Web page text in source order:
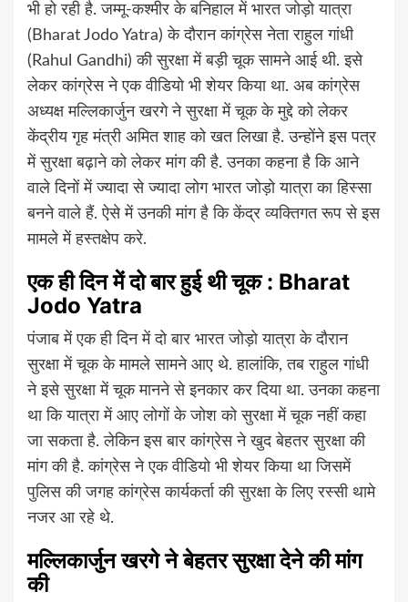
भी हो रही है. जम्मू-कश्मीर के बनिहाल में भारत जोड़ो यात्रा
(Bharat Jodo Yatra) के दौरान कांग्रेस नेता राहुल गांधी
(Rahul Gandhi) की सुरक्षा में बड़ी चूक सामने आई थी. इसे
लेकर कांग्रेस ने एक वीडियो भी शेयर किया था. अब कांग्रेस
अध्यक्ष मल्लिकार्जुन खरगे ने सुरक्षा में चूक के मुद्दे को लेकर
केंद्रीय गृह मंत्री अमित शाह को खत लिखा है. उन्होंने इस पत्र
में सुरक्षा बढ़ाने को लेकर मांग की है. उनका कहना है कि आने
वाले दिनों में ज्यादा से ज्यादा लोग भारत जोड़ो यात्रा का हिस्सा
बनने वाले हैं. ऐसे में उनकी मांग है कि केंद्र व्यक्तिगत रूप से इस
मामले में हस्तक्षेप करे.
एक ही दिन में दो बार हुई थी चूक : Bharat
Jodo Yatra
पंजाब में एक ही दिन में दो बार भारत जोड़ो यात्रा के दौरान
सुरक्षा में चूक के मामले सामने आए थे. हालांकि, तब राहुल गांधी
ने इसे सुरक्षा में चूक मानने से इनकार कर दिया था. उनका कहना
था कि यात्रा में आए लोगों के जोश को सुरक्षा में चूक नहीं कहा
जा सकता है. लेकिन इस बार कांग्रेस ने खुद बेहतर सुरक्षा की
मांग की है. कांग्रेस ने एक वीडियो भी शेयर किया था जिसमें
पुलिस की जगह कांग्रेस कार्यकर्ता की सुरक्षा के लिए रस्सी थामे
नजर आ रहे थे.
मल्लिकार्जुन खरगे ने बेहतर सुरक्षा देने की मांग
की